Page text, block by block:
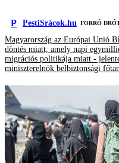
P PestiSrácok.hu FORRÓ
Magyarország az Európai Unió
döntés miatt, amely napi
migrációs politikája miatt -
miniszterelnök belbiztonsági